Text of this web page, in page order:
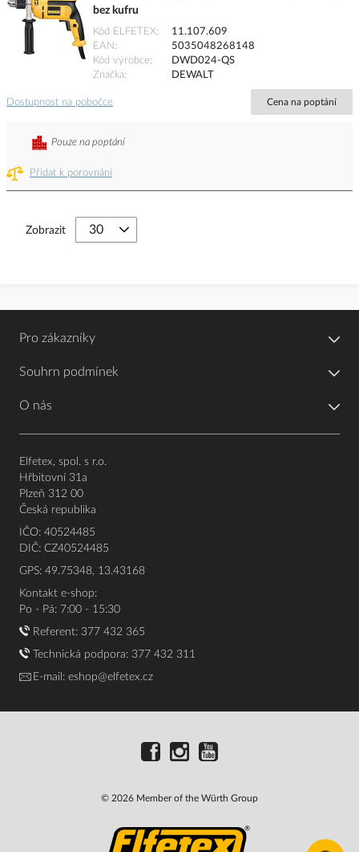
bez kufru
Kód ELFETEX
11.107.609
EAN
5035048268148
Kód výrobce
DWD024-QS
Značka
DEWALT
Dostupnost na pobočce Cena na poptání
Přidat k porovnání
Pouze na poptání
Zobrazit
Pro zákazníky
Souhrn podmínek
O nás
Elfetex, spol. s r.o.
Hřbitovní 31a
Plzeň 312 00
Česká republika
IČO: 40524485
DIČ: CZ40524485
GPS: 49.75348, 13.43168
Kontakt e-shop:
Po - Pá: 7:00 - 15:30
Referent: 377 432 365
Technická podpora: 377 432 311
E-mail: eshop@elfetex.cz
© 2026 Member of the Würth Group